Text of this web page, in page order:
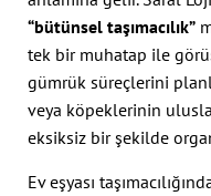
“bütünsel taşımacılık”
tek bir muhatap ile
gümrük süreçlerini
veya köpeklerinin
eksiksiz bir şekilde
Ev eşyası